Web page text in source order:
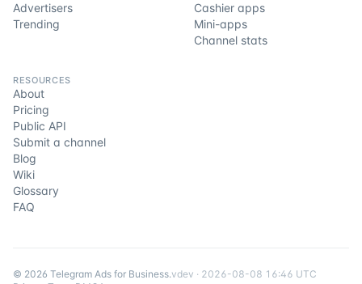
Advertisers
Trending
Cashier apps
Mini-apps
Channel stats
RESOURCES
About
Pricing
Public API
Submit a channel
Blog
Wiki
Glossary
FAQ
© 2026 Telegram Ads for Business.vdev · 2026-08-08 16:46 UTC